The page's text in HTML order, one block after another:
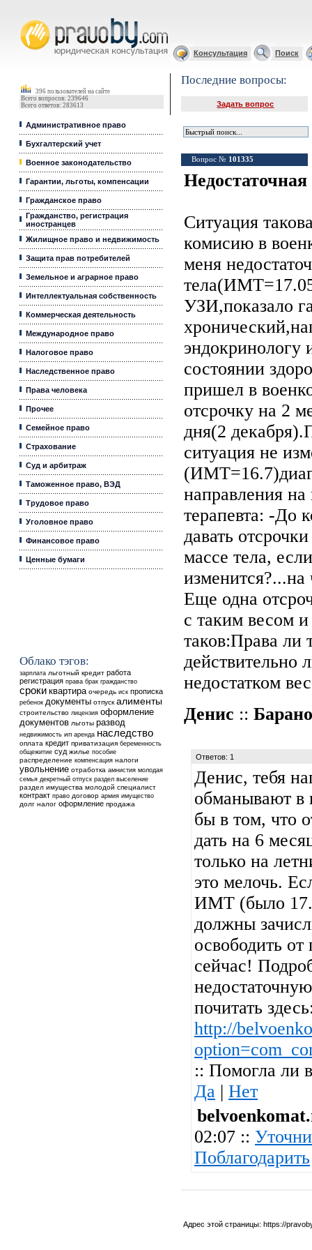
Консультация Поиск
396 пользователей на сайте
Всего вопросов: 239646
Всего ответов: 283613
Административное право
Бухгалтерский учет
Военное законодательство
Гарантии, льготы, компенсации
Гражданское право
Гражданство, регистрация
иностранцев
Жилищное право и недвижимость
Защита прав потребителей
Земельное и аграрное право
Интеллектуальная собственность
Коммерческая деятельность
Международное право
Налоговое право
Наследственное право
Права человека
Прочее
Семейное право
Страхование
Суд и арбитраж
Таможенное право, ВЭД
Трудовое право
Уголовное право
Финансовое право
Ценные бумаги
Облако тэгов:
зарплата льготный кредит работа
регистрация права брак гражданство
сроки квартира очередь иск прописка
ребенок документы отпуск алименты
строительство лицензия оформление
документов льготы развод
недвижимость ип аренда наследство
оплата кредит приватизация беременность
общежитие суд жилье пособие
распределение компенсация налоги
увольнение отработка амнистия молодая
семья декретный отпуск раздел выселение
раздел имущества молодой специалист
контракт право договор армия имущество
долг налог оформление продажа
Последние вопросы:
Задать вопрос
Вопрос № 101335
Ситуация
комисию в
меня
УЗИ,показало
эндокринологу
состоянии
пришел в
отсрочку на 2
дня(2
ситуация не
направления
терапевта: -До
давать
массе тела,
изменится?...на
Еще одна
с таким весом
таков:Права ли
действительно
недостатком
Денис ::
Ответов: 1
Денис, тебя
обманывают в
бы в том, что
дать на 6
только на
это мелочь.
ИМТ (было
должны
освободить
сейчас!
почитать
http://
:: Помогла ли
Да | Нет
02:07 ::
Поблагодарить
Адрес этой страницы: https://